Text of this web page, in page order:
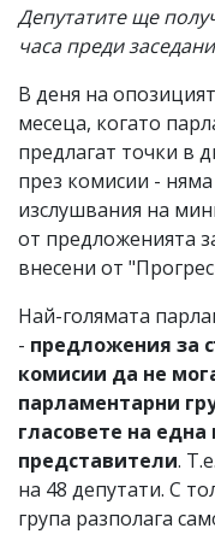
отговорност
за
тях!
откриете
обиден
вас
коментар,
моля
сигнализирайте
ни!
Депутатите ще
часа преди
В деня на
месеца, когато
предлагат точки в
през комисии -
изслушвания на
от предложенията
внесени от
Най-голямата
- предложения за
комисии да не
парламентарни
гласовете на
представители.
на 48 депутати. С
група разполага